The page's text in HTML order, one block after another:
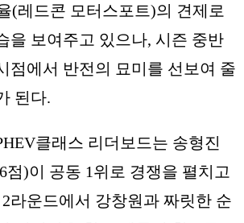
(레드콘 모터스포트)의 견제로
을 보여주고 있으나, 시즌 중반
점에서 반전의 묘미를 선보여 줄
된다.
클래스 리더보드는 송형진
점)이 공동 1위로 경쟁을 펼치고
라운드에서 강창원과 짜릿한 순